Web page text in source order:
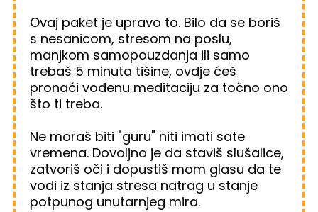
Ovaj paket je upravo to. Bilo da se boriš
s nesanicom, stresom na poslu,
manjkom samopouzdanja ili samo
trebaš 5 minuta tišine, ovdje ćeš
pronaći vođenu meditaciju za točno ono
što ti treba.
Ne moraš biti "guru" niti imati sate
vremena. Dovoljno je da staviš slušalice,
zatvoriš oči i dopustiš mom glasu da te
vodi iz stanja stresa natrag u stanje
potpunog unutarnjeg mira.